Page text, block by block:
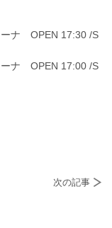
ナ OPEN 17:30 /S
ナ OPEN 17:00 /S
次の記事